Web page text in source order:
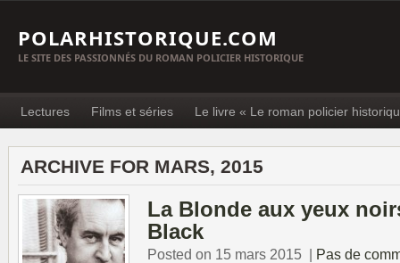
POLARHISTORIQUE.COM
LE SITE DES PASSIONNÉS DU ROMAN POLICIER HISTORIQUE
Lectures Films et séries Le livre « Le roman policier
ARCHIVE FOR MARS, 2015
La Blonde aux yeux
Black
Posted on 15 mars 2015 | Pas de